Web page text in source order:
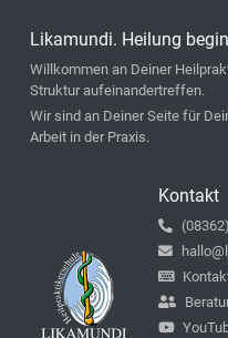
Likamundi. Heilung
Willkommen an Deiner
Struktur aufeinandertreffen.
Wir sind an Deiner Seite für
Arbeit in der Praxis.
Kontakt